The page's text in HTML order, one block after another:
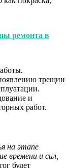
ремонта в
трещин
и
работ.
на этапе
времени и сил,
будет